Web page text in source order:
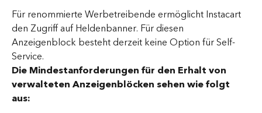
Für renommierte Werbetreibende ermöglicht Instacart
den Zugriff auf Heldenbanner. Für diesen
Anzeigenblock besteht derzeit keine Option für Self-
Service.
Die Mindestanforderungen für den Erhalt von
verwalteten Anzeigenblöcken sehen wie folgt
aus: